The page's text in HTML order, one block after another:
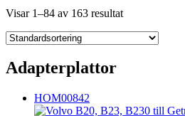
Visar 1–84 av 163 resultat
Adapterplattor
HOM00842